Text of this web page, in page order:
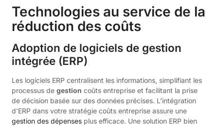
Technologies au service de la
réduction des coûts
Adoption de logiciels de gestion
intégrée (ERP)
Les logiciels ERP centralisent les informations, simplifiant les
processus de gestion coûts entreprise et facilitant la prise
de décision basée sur des données précises. L’intégration
d’ERP dans votre stratégie coûts entreprise assure une
gestion des dépenses plus efficace. Une solution ERP bien